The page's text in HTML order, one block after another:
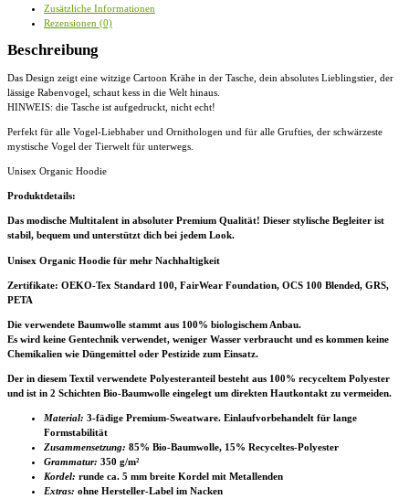
Organic
Menge
Zusätzliche Informationen
Rezensionen (0)
Beschreibung
Das Design zeigt eine witzige Cartoon Krähe in der Tasche, dein absolutes Lieblingstier, der
lässige Rabenvogel, schaut kess in die Welt hinaus.
HINWEIS: die Tasche ist aufgedruckt, nicht echt!
Perfekt für alle Vogel-Liebhaber und Ornithologen und für alle Grufties, der schwärzeste
mystische Vogel der Tierwelt für unterwegs.
Unisex Organic Hoodie
Produktdetails:
Das modische Multitalent in absoluter Premium Qualität! Dieser stylische Begleiter ist
stabil, bequem und unterstützt dich bei jedem Look.
Unisex Organic Hoodie für mehr Nachhaltigkeit
Zertifikate: OEKO-Tex Standard 100, FairWear Foundation, OCS 100 Blended, GRS,
PETA
Die verwendete Baumwolle stammt aus 100% biologischem Anbau.
Es wird keine Gentechnik verwendet, weniger Wasser verbraucht und es kommen keine
Chemikalien wie Düngemittel oder Pestizide zum Einsatz.
Der in diesem Textil verwendete Polyesteranteil besteht aus 100% recyceltem Polyester
und ist in 2 Schichten Bio-Baumwolle eingelegt um direkten Hautkontakt zu vermeiden.
Material: 3-fädige Premium-Sweatware. Einlaufvorbehandelt für lange
Formstabilität
Zusammensetzung: 85% Bio-Baumwolle, 15% Recyceltes-Polyester
Grammatur: 350 g/m²
Kordel: runde ca. 5 mm breite Kordel mit Metallenden
Extras: ohne Hersteller-Label im Nacken